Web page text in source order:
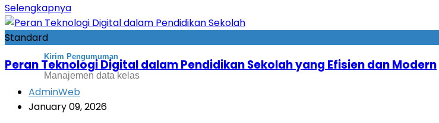
Kirim Pengumuman
Manajemen data kelas
Selengkapnya
Standard
Peran Teknologi Digital dalam Pendidikan Sekolah yang Efisien dan Modern
AdminWeb
January 09, 2026